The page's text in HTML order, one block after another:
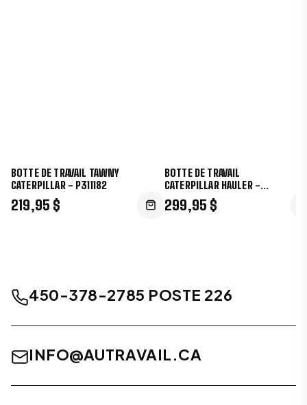
BOTTE DE TRAVAIL TAWNY
CATERPILLAR - P311182
219,95 $
BOTTE DE TRAVAIL
CATERPILLAR HAULER -
P725891
299,95 $
450-378-2785 POSTE 226
INFO@AUTRAVAIL.CA